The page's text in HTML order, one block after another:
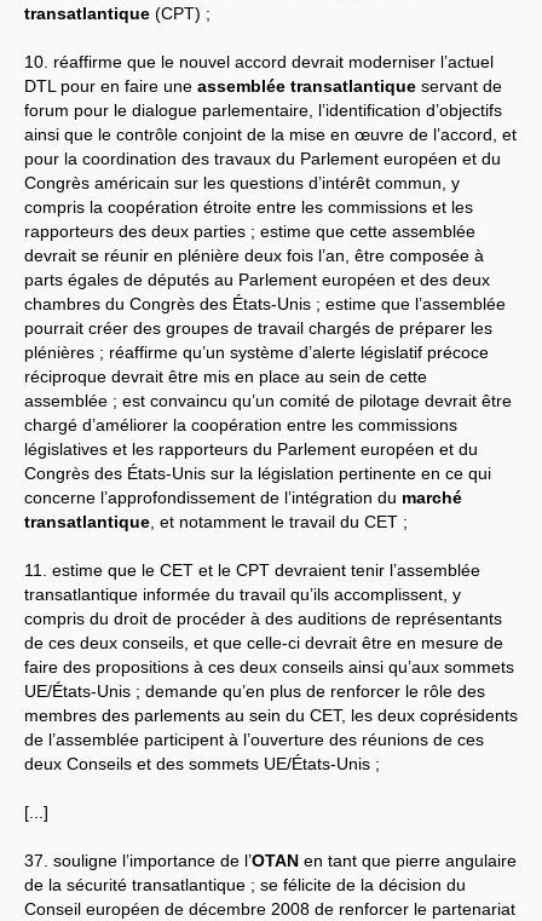
transatlantique (CPT) ;
10. réaffirme que le nouvel accord devrait moderniser l’actuel
DTL pour en faire une assemblée transatlantique servant de
forum pour le dialogue parlementaire, l’identification d’objectifs
ainsi que le contrôle conjoint de la mise en œuvre de l’accord, et
pour la coordination des travaux du Parlement européen et du
Congrès américain sur les questions d’intérêt commun, y
compris la coopération étroite entre les commissions et les
rapporteurs des deux parties ; estime que cette assemblée
devrait se réunir en plénière deux fois l’an, être composée à
parts égales de députés au Parlement européen et des deux
chambres du Congrès des États-Unis ; estime que l’assemblée
pourrait créer des groupes de travail chargés de préparer les
plénières ; réaffirme qu’un système d’alerte législatif précoce
réciproque devrait être mis en place au sein de cette
assemblée ; est convaincu qu’un comité de pilotage devrait être
chargé d’améliorer la coopération entre les commissions
législatives et les rapporteurs du Parlement européen et du
Congrès des États-Unis sur la législation pertinente en ce qui
concerne l’approfondissement de l’intégration du marché
transatlantique , et notamment le travail du CET ;
11. estime que le CET et le CPT devraient tenir l’assemblée
transatlantique informée du travail qu’ils accomplissent, y
compris du droit de procéder à des auditions de représentants
de ces deux conseils, et que celle-ci devrait être en mesure de
faire des propositions à ces deux conseils ainsi qu’aux sommets
UE/États-Unis ; demande qu’en plus de renforcer le rôle des
membres des parlements au sein du CET, les deux coprésidents
de l’assemblée participent à l’ouverture des réunions de ces
deux Conseils et des sommets UE/États-Unis ;
[...]
37. souligne l’importance de l’OTAN en tant que pierre angulaire
de la sécurité transatlantique ; se félicite de la décision du
Conseil européen de décembre 2008 de renforcer le partenariat